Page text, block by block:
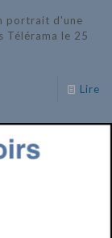
portrait d'une
Télérama le 25
Lire